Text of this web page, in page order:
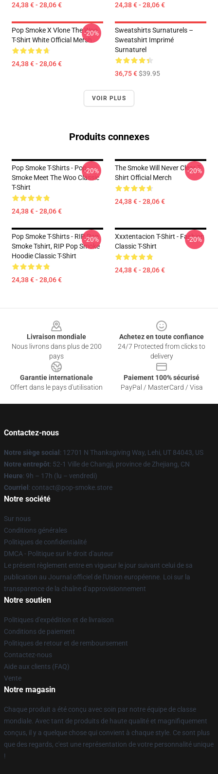
24,38 € - 28,06 € 24,38 € - 28,06 €
Pop Smoke X Vlone The Woo
T-Shirt White Official Mersh
24,38 € - 28,06 €
-20%
Sweatshirts Surnaturels –
Sweatshirt Imprimé
Surnaturel
36,75 €$39.95
VOIR PLUS
Produits connexes
Pop Smoke T-Shirts - Pop
Smoke Meet The Woo Classic
T-Shirt
24,38 € - 28,06 €
-20%
The Smoke Will Never Clear T-
Shirt Official Merch
24,38 € - 28,06 €
-20%
Pop Smoke T-Shirts - RIP Pop
Smoke Tshirt, RIP Pop Smoke
Hoodie Classic T-Shirt
24,38 € - 28,06 €
-20%
Xxxtentacion T-Shirt - Fashion
Classic T-Shirt
24,38 € - 28,06 €
-20%
Livraison mondiale
Nous livrons dans plus de 200
pays
Achetez en toute confiance
24/7 Protected from clicks to
delivery
Garantie internationale
Offert dans le pays d'utilisation
Paiement 100% sécurisé
PayPal / MasterCard / Visa
Contactez-nous
Notre siège social : 12701 N Thanksgiving Way, Lehi, UT 84043, US
Notre entrepôt: 52-1 Ville de Changji, province de Zhejiang, CN
Heure: 9h – 17h (lu – vendredi)
Courriel : contact@pop-smoke.store
Notre société
Sur nous
Conditions générales
Politiques de confidentialité
DMCA - Politique sur le droit d'auteur
Le présent règlement entre en vigueur le jour suivant celui de sa
publication au Journal officiel de l'Union européenne. Loi sur la
transparence de la chaîne d'approvisionnement
Notre soutien
Politiques d'expédition et de livraison
Conditions de paiement
Politiques de retour et de remboursement
Contactez-nous
Aide aux clients (FAQ)
Vente
Notre magasin
Chaque produit a été conçu avec soin par notre équipe de classe
mondiale. Avec tant de produits de haute qualité et magnifiquement
conçus, il y a quelque chose qui convient à chaque style. Ce sont plus
que des regards, c'est une représentation de votre personnalité unique
!